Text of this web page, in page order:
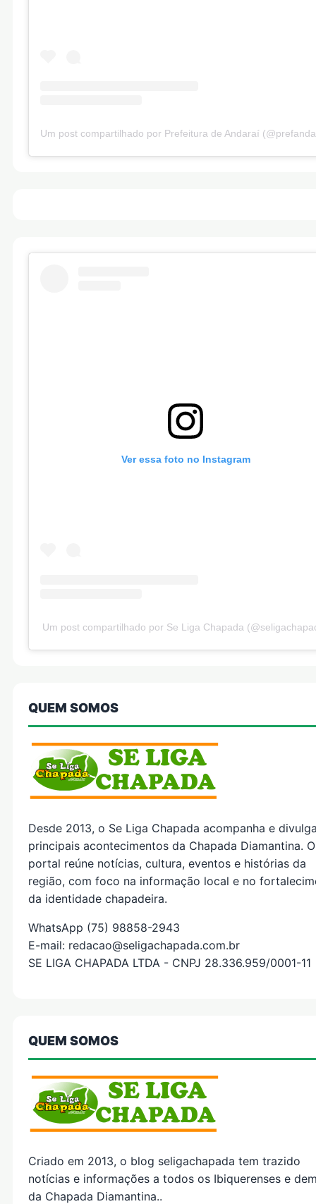
Um post compartilhado por Prefeitura de Andaraí
Ver essa foto no Instagram
Um post compartilhado por Se Liga Chapada
QUEM SOMOS
Desde 2013, o Se Liga Chapada acompanha e
principais acontecimentos da Chapada Diamantina. O
portal reúne notícias, cultura, eventos e histórias da
região, com foco na informação local e no
da identidade chapadeira.
WhatsApp (75) 98858-2943
E-mail: redacao@seligachapada.com.br
SE LIGA CHAPADA LTDA - CNPJ 28.336.959/0001-11
QUEM SOMOS
Criado em 2013, o blog seligachapada tem trazido
notícias e informações a todos os Ibiquerenses e
da Chapada Diamantina..